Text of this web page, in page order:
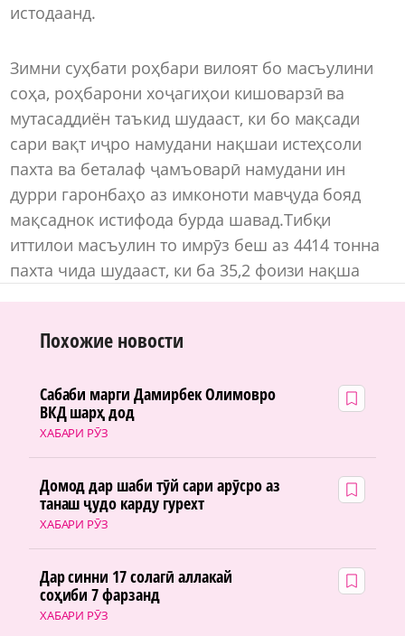
истодаанд.
Зимни суҳбати роҳбари вилоят бо масъулини
соҳа, роҳбарони хоҷагиҳои кишоварзӣ ва
мутасаддиён таъкид шудааст, ки бо мақсади
сари вақт иҷро намудани нақшаи истеҳсоли
пахта ва беталаф ҷамъоварӣ намудани ин
дурри гаронбаҳо аз имконоти мавҷуда бояд
мақсаднок истифода бурда шавад.Тибқи
иттилои масъулин то имрӯз беш аз 4414 тонна
пахта чида шудааст, ки ба 35,2 фоизи нақша
Похожие новости
ХАБАРИ РӮЗ
Сабаби марги Дамирбек Олимовро
ВКД шарҳ дод
ХАБАРИ РӮЗ
Домод дар шаби тӯй сари арӯсро аз
танаш ҷудо карду гурехт
ХАБАРИ РӮЗ
Дар синни 17 солагӣ аллакай
соҳиби 7 фарзанд